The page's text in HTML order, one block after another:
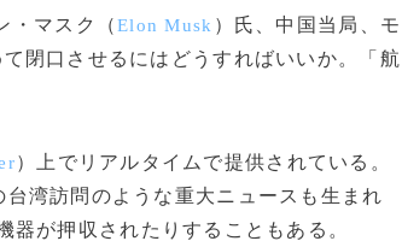
・マスク（Elon Musk ）氏、中国当局、モ
閉口させるにはどうすればいいか。「航
）上でリアルタイムで提供されている。
台湾訪問のような重大ニュースも生まれ
が押収されたりすることもある。